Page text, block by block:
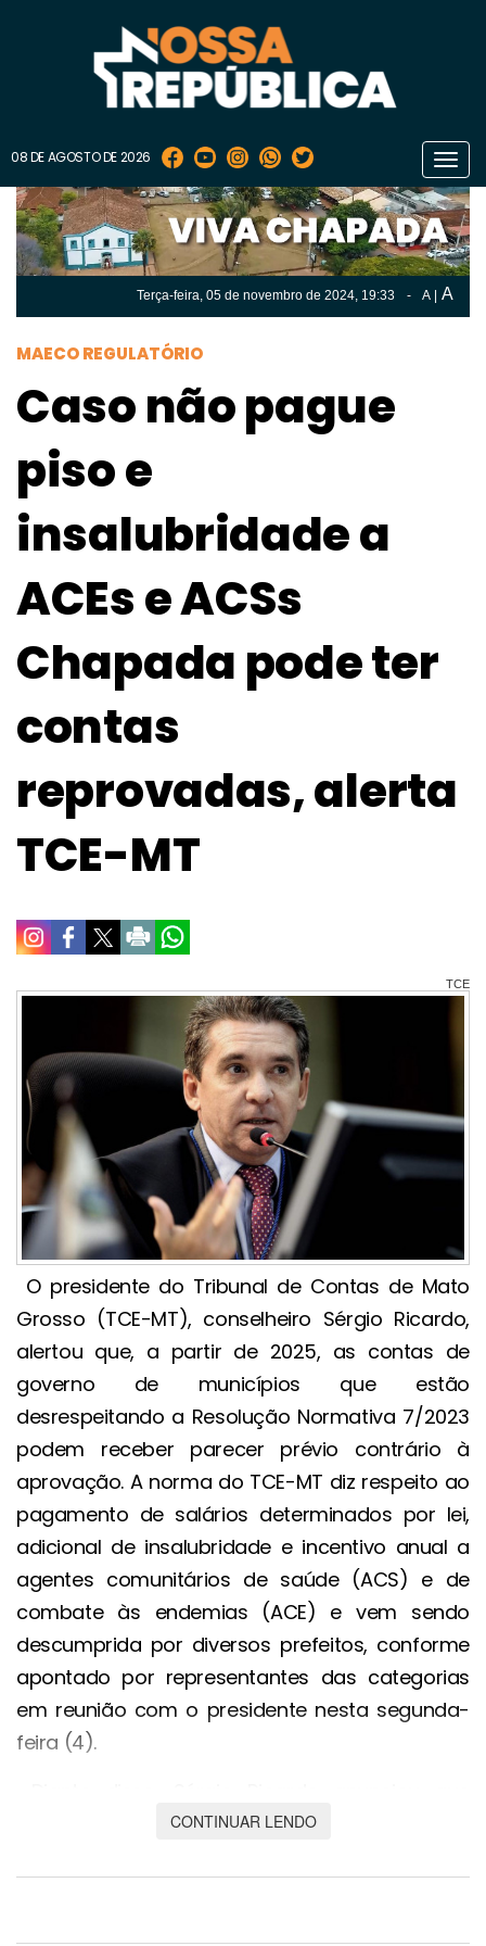
08 DE AGOSTO DE 2026
Terça-feira, 05 de novembro de 2024, 19:33 - A A
MAECO REGULATÓRIO
Caso não pague
piso e
insalubridade a
ACEs e ACSs
Chapada pode ter
contas
reprovadas, alerta
TCE-MT
TCE
O presidente do Tribunal de Contas de Mato
Grosso (TCE-MT), conselheiro Sérgio Ricardo,
alertou que, a partir de 2025, as contas de
governo de municípios que estão
desrespeitando a Resolução Normativa 7/2023
podem receber parecer prévio contrário à
aprovação. A norma do TCE-MT diz respeito ao
pagamento de salários determinados por lei,
adicional de insalubridade e incentivo anual a
agentes comunitários de saúde (ACS) e de
combate às endemias (ACE) e vem sendo
descumprida por diversos prefeitos, conforme
apontado por representantes das categorias
em reunião com o presidente nesta segunda-
feira (4).
estabelecerá um ponto de controle referente
“A normativa 7/2023 diz que todo agente
CONTINUAR LENDO